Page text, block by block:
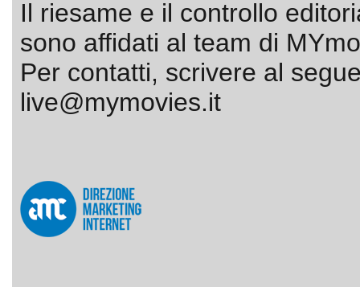
Il riesame e il controllo
sono affidati al team di
Per contatti, scrivere al
live@mymovies.it